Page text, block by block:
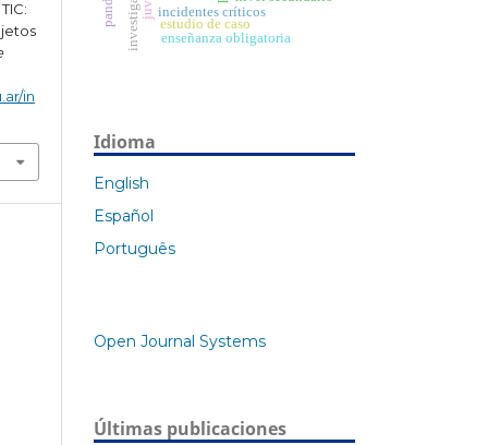
in
incidentes críticos
estudio de caso
enseñanza obligatoria
Idioma
English
Español
Português
Open Journal Systems
Últimas publicaciones